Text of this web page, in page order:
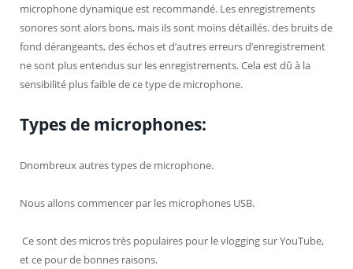
microphone dynamique est recommandé. Les enregistrements
sonores sont alors bons, mais ils sont moins détaillés. des bruits de
fond dérangeants, des échos et d’autres erreurs d’enregistrement
ne sont plus entendus sur les enregistrements. Cela est dû à la
sensibilité plus faible de ce type de microphone.
Types de microphones:
Dnombreux autres types de microphone.
Nous allons commencer par les microphones USB.
Ce sont des micros très populaires pour le vlogging sur YouTube,
et ce pour de bonnes raisons.